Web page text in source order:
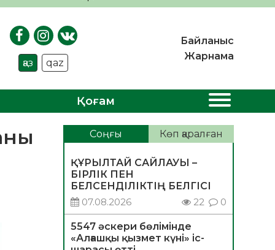
қаз qaz
Байланыс
Жарнама
Қоғам
Соңғы Көп қаралған
ҚҰРЫЛТАЙ САЙЛАУЫ –
БІРЛІК ПЕН
БЕЛСЕНДІЛІКТІҢ БЕЛГІСІ
07.08.2026
22 0
5547 әскери бөлімінде
«Алғашқы қызмет күні» іс-